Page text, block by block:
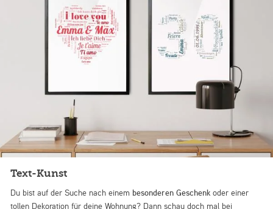
Text-Kunst
Du bist auf der Suche nach einem besonderen Geschenk oder einer
tollen Dekoration für deine Wohnung? Dann schau doch mal bei